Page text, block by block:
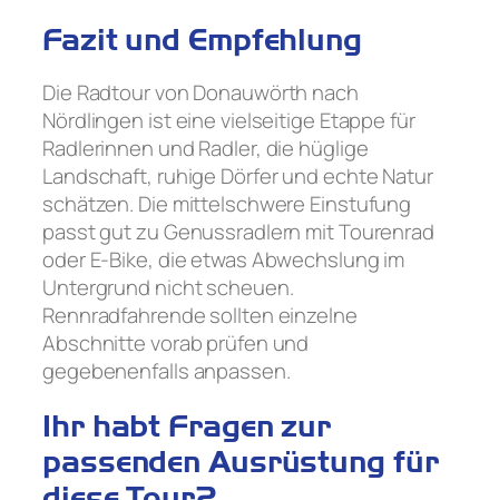
Fazit und Empfehlung
Die Radtour von Donauwörth nach
Nördlingen ist eine vielseitige Etappe für
Radlerinnen und Radler, die hüglige
Landschaft, ruhige Dörfer und echte Natur
schätzen. Die mittelschwere Einstufung
passt gut zu Genussradlern mit Tourenrad
oder E-Bike, die etwas Abwechslung im
Untergrund nicht scheuen.
Rennradfahrende sollten einzelne
Abschnitte vorab prüfen und
gegebenenfalls anpassen.
Ihr habt Fragen zur
passenden Ausrüstung für